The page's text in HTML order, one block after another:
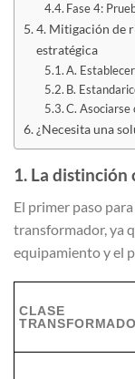
Fase 4:
4. Mitigación de
estratégica
A.
B.
C. Asociarse
¿Necesita una
1. La distinción
El primer paso
transformador, ya
equipamiento y el
CLASE